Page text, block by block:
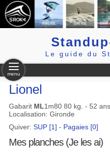
Le guide du
menu
Lionel
Gabarit ML1m80 80 kg. - 52
Localisation: Gironde
Quiver: SUP [1] - Pagaies [0]
Mes planches (Je les ai)